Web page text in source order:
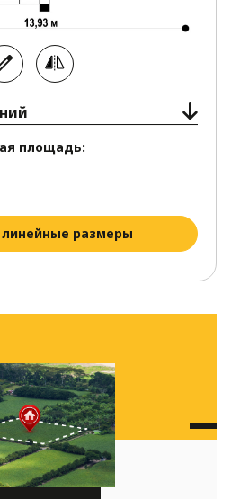
площадь:
линейные размеры